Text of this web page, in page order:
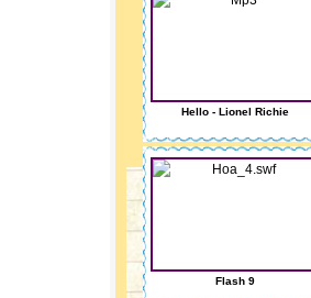
Hello - Lionel Richie
Flash 9